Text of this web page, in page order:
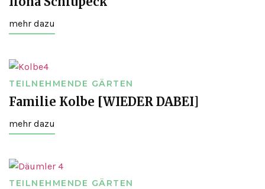
mehr dazu
TEILNEHMENDE GÄRTEN
Familie Kolbe [WIEDER DABEI]
mehr dazu
TEILNEHMENDE GÄRTEN